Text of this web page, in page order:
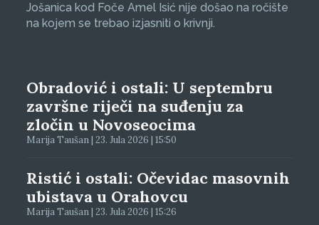
Jošanica kod Foče Amel Isić nije došao na ročište
na kojem se trebao izjasniti o krivnji.
Obradović i ostali: U septembru
završne riječi na suđenju za
zločin u Novoseocima
Marija Taušan | 23. Jula 2026 | 15:50
Ristić i ostali: Očevidac masovnih
ubistava u Orahovcu
Marija Taušan | 23. Jula 2026 | 15:26